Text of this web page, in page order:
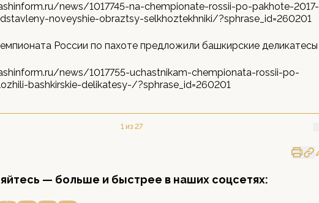
news/1017745-na-chempionate-rossii-po-pakhote-2017-
noveyshie-obraztsy-selkhoztekhniki/?sphrase_id=260201
России по пахоте предложили башкирские деликатесы
news/1017755-uchastnikam-chempionata-rossii-po-
bashkirskie-delikatesy-/?sphrase_id=260201
1 из 27
— больше и быстрее в наших соцсетях: